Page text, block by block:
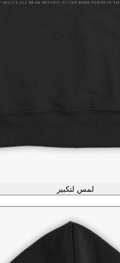
لمس لتكبير